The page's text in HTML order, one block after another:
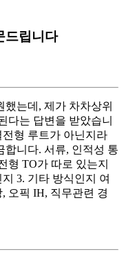
드립니다
는데, 제가 차차상위
다는 답변을 받았습니
형 루트가 아닌지라
합니다. 서류, 인적성 통
형 TO가 따로 있는지
3. 기타 방식인지 여
오픽 IH, 직무관련 경